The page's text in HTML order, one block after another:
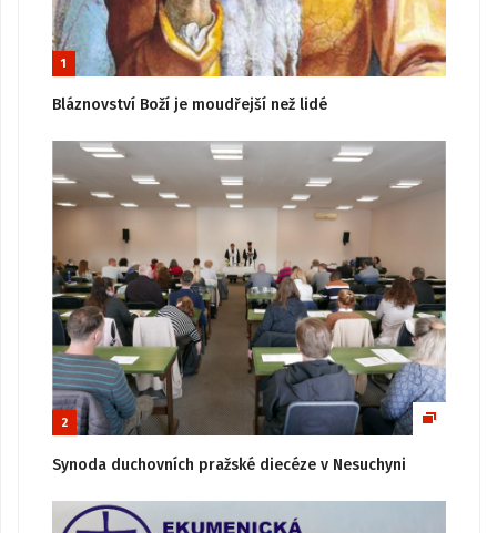
1
Bláznovství Boží je moudřejší než lidé
2
Synoda duchovních pražské diecéze v Nesuchyni